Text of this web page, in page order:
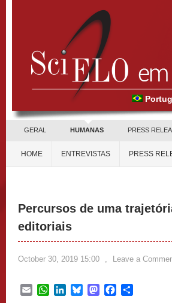
GERAL HUMANAS PRESS
HOME ENTREVISTAS PRESS
Percursos de uma
editoriais
October 30, 2019 15:00 , Leave a
EmailWhatsApp
LinkedInBlueskyMastodonFacebook